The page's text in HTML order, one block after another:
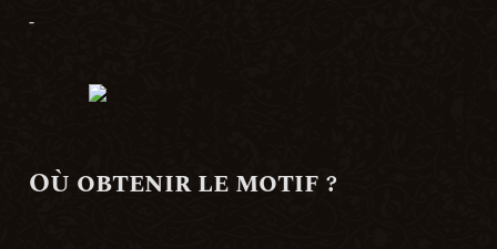
-
Où obtenir le motif ?